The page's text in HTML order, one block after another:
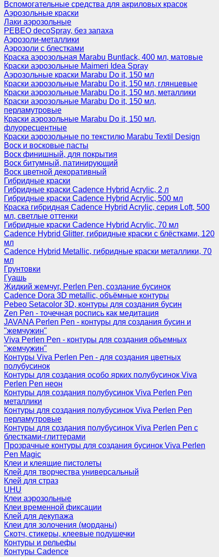
Вспомогательные средства для акриловых красок
Аэрозольные краски
Лаки аэрозольные
PEBEO decoSpray, без запаха
Аэрозоли-металлики
Аэрозоли с блестками
Краска аэрозольная Marabu Buntlack, 400 мл, матовые
Краски аэрозольные Maimeri Idea Spray
Аэрозольные краски Marabu Do it, 150 мл
Краски аэрозольные Marabu Do it, 150 мл, глянцевые
Краски аэрозольные Marabu Do it, 150 мл, металлики
Краски аэрозольные Marabu Do it, 150 мл,
перламутровые
Краски аэрозольные Marabu Do it, 150 мл,
флуоресцентные
Краски аэрозольные по текстилю Marabu Textil Design
Воск и восковые пасты
Воск финишный, для покрытия
Воск битумный, патинирующий
Воск цветной декоративный
Гибридные краски
Гибридные краски Cadence Hybrid Acrylic, 2 л
Гибридные краски Cadence Hybrid Acrylic, 500 мл
Краска гибридная Cadence Hybrid Acrylic, серия Loft, 500
мл, светлые оттенки
Гибридные краски Cadence Hybrid Acrylic, 70 мл
Cadence Hybrid Glitter, гибридные краски с блёстками, 120
мл
Cadence Hybrid Metallic, гибридные краски металлики, 70
мл
Грунтовки
Гуашь
Жидкий жемчуг, Perlen Pen, создание бусинок
Cadence Dora 3D metallic, объёмные контуры
Pebeo Setacolor 3D, контуры для создания бусин
Zen Pen - точечная роспись как медитация
JAVANA Perlen Pen - контуры для создания бусин и
"жемчужин"
Viva Perlen Pen - контуры для создания объемных
"жемчужин"
Контуры Viva Perlen Pen - для создания цветных
полубусинок
Контуры для создания особо ярких полубусинок Viva
Perlen Pen неон
Контуры для создания полубусинок Viva Perlen Pen
металлики
Контуры для создания полубусинок Viva Perlen Pen
перламутровые
Контуры для создания полубусинок Viva Perlen Pen с
блестками-глиттерами
Прозрачные контуры для создания бусинок Viva Perlen
Pen Magic
Клеи и клеящие пистолеты
Клей для творчества универсальный
Клей для страз
UHU
Клеи аэрозольные
Клеи временной фиксации
Клей для декупажа
Клеи для золочения (морданы)
Скотч, стикеры, клеевые подушечки
Контуры и рельефы
Контуры Cadence